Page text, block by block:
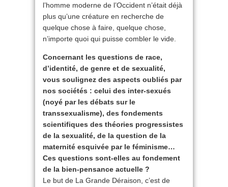
l’homme moderne de l’Occident n’était déjà
plus qu’une créature en recherche de
quelque chose à faire, quelque chose,
n’importe quoi qui puisse combler le vide.
Concernant les questions de race,
d’identité, de genre et de sexualité,
vous soulignez des aspects oubliés par
nos sociétés : celui des inter-sexués
(noyé par les débats sur le
transsexualisme), des fondements
scientifiques des théories progressistes
de la sexualité, de la question de la
maternité esquivée par le féminisme…
Ces questions sont-elles au fondement
de la bien-pensance actuelle ?
Le but de La Grande Déraison, c’est de